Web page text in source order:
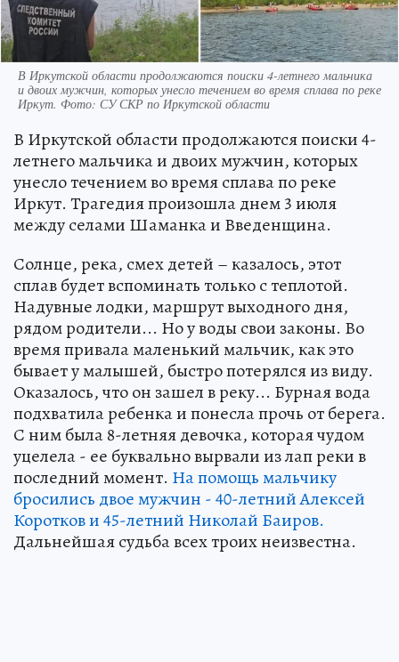
В Иркутской области продолжаются поиски 4-летнего мальчика
и двоих мужчин, которых унесло течением во время сплава по реке
Иркут. Фото: СУ СКР по Иркутской области
В Иркутской области продолжаются поиски 4-
летнего мальчика и двоих мужчин, которых
унесло течением во время сплава по реке
Иркут. Трагедия произошла днем 3 июля
между селами Шаманка и Введенщина.
Солнце, река, смех детей – казалось, этот
сплав будет вспоминать только с теплотой.
Надувные лодки, маршрут выходного дня,
рядом родители... Но у воды свои законы. Во
время привала маленький мальчик, как это
бывает у малышей, быстро потерялся из виду.
Оказалось, что он зашел в реку... Бурная вода
подхватила ребенка и понесла прочь от берега.
С ним была 8-летняя девочка, которая чудом
уцелела - ее буквально вырвали из лап реки в
последний момент. На помощь мальчику
бросились двое мужчин - 40-летний Алексей
Коротков и 45-летний Николай Баиров.
Дальнейшая судьба всех троих неизвестна.